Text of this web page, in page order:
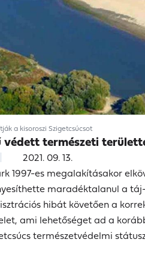
a kisoroszi Szigetcsúcsot
védett természeti
2021. 09. 13.
1997-es megalakításakor
maradéktalanul a
hibát követően a
ami lehetőséget ad a
természetvédelmi